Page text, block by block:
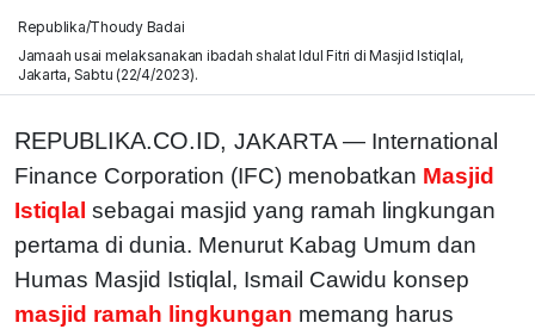
Republika/Thoudy Badai
Jamaah usai melaksanakan ibadah shalat Idul Fitri di Masjid Istiqlal,
Jakarta, Sabtu (22/4/2023).
REPUBLIKA.CO.ID, JAKARTA — International
Finance Corporation (IFC) menobatkan Masjid
Istiqlal sebagai masjid yang ramah lingkungan
pertama di dunia. Menurut Kabag Umum dan
Humas Masjid Istiqlal, Ismail Cawidu konsep
masjid ramah lingkungan memang harus